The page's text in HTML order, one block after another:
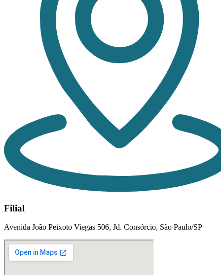
Filial
Avenida João Peixoto Viegas 506, Jd. Consórcio, São Paulo/SP